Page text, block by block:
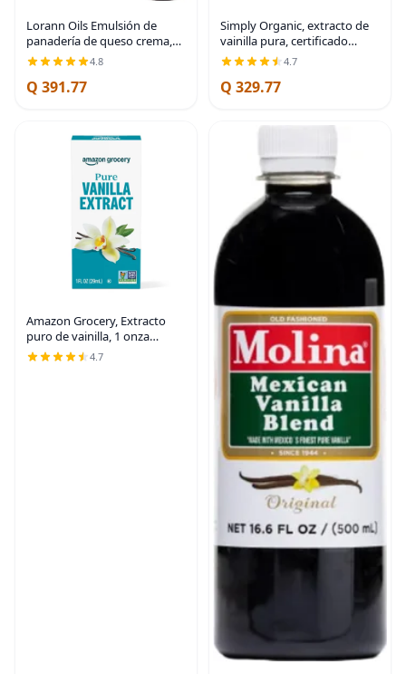
Lorann Oils Emulsión de
panadería de queso crema,
limón y fresa: Mezcla de triple
sabor, ideal para mejorar
sabores complejos en
4.8
Q 391.77
Simply Organic, extracto de
vainilla pura, certificado
orgánico, botella de vidrio de
4 onzas
4.7
Q 329.77
Amazon Grocery, Extracto
puro de vainilla, 1 onza
líquida (anteriormente
Happy Belly, el empaque
4.7